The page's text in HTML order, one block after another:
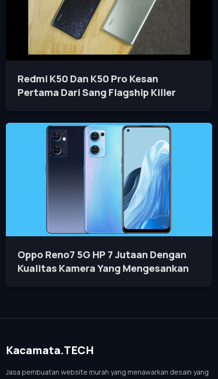
Redmi K50 Dan K50 Pro Kesan
Pertama Dari Sang Flagship Killer
Oppo Reno7 5G HP 7 Jutaan Dengan
Kualitas Kamera Yang Mengesankan
Kacamata.TECH
Jasa pembuatan website murah yang menawarkan desain yang